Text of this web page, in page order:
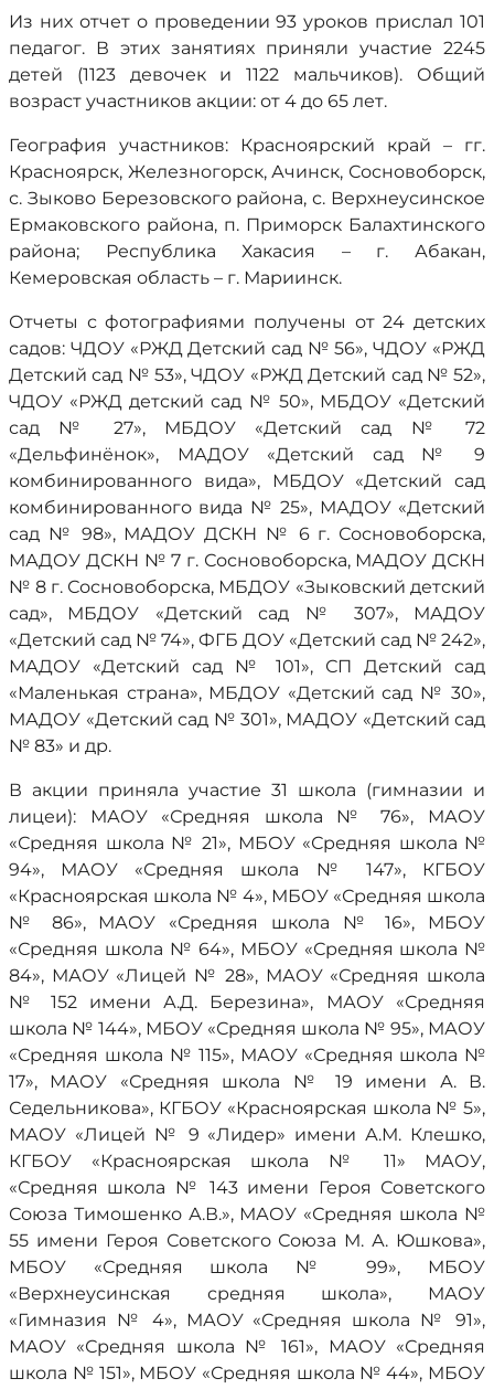
Из них отчет о проведении 93 уроков прислал 101
педагог. В этих занятиях приняли участие 2245
детей (1123 девочек и 1122 мальчиков). Общий
возраст участников акции: от 4 до 65 лет.
География участников: Красноярский край – гг.
Красноярск, Железногорск, Ачинск, Сосновоборск,
с. Зыково Березовского района, с. Верхнеусинское
Ермаковского района, п. Приморск Балахтинского
района; Республика Хакасия – г. Абакан,
Кемеровская область – г. Мариинск.
Отчеты с фотографиями получены от 24 детских
садов: ЧДОУ «РЖД Детский сад № 56», ЧДОУ «РЖД
Детский сад № 53», ЧДОУ «РЖД Детский сад № 52»,
ЧДОУ «РЖД детский сад № 50», МБДОУ «Детский
сад № 27», МБДОУ «Детский сад № 72
«Дельфинёнок», МАДОУ «Детский сад № 9
комбинированного вида», МБДОУ «Детский сад
комбинированного вида № 25», МАДОУ «Детский
сад № 98», МАДОУ ДСКН № 6 г. Сосновоборска,
МАДОУ ДСКН № 7 г. Сосновоборска, МАДОУ ДСКН
№ 8 г. Сосновоборска, МБДОУ «Зыковский детский
сад», МБДОУ «Детский сад № 307», МАДОУ
«Детский сад № 74», ФГБ ДОУ «Детский сад № 242»,
МАДОУ «Детский сад № 101», СП Детский сад
«Маленькая страна», МБДОУ «Детский сад № 30»,
МАДОУ «Детский сад № 301», МАДОУ «Детский сад
№ 83» и др.
В акции приняла участие 31 школа (гимназии и
лицеи): МАОУ «Средняя школа № 76», МАОУ
«Средняя школа № 21», МБОУ «Средняя школа №
94», МАОУ «Средняя школа № 147», КГБОУ
«Красноярская школа № 4», МБОУ «Средняя школа
№ 86», МАОУ «Средняя школа № 16», МБОУ
«Средняя школа № 64», МБОУ «Средняя школа №
84», МАОУ «Лицей № 28», МАОУ «Средняя школа
№ 152 имени А.Д. Березина», МАОУ «Средняя
школа № 144», МБОУ «Средняя школа № 95», МАОУ
«Средняя школа № 115», МАОУ «Средняя школа №
17», МАОУ «Средняя школа № 19 имени А. В.
Седельникова», КГБОУ «Красноярская школа № 5»,
МАОУ «Лицей № 9 «Лидер» имени А.М. Клешко,
КГБОУ «Красноярская школа № 11» МАОУ,
«Средняя школа № 143 имени Героя Советского
Союза Тимошенко А.В.», МАОУ «Средняя школа №
55 имени Героя Советского Союза М. А. Юшкова»,
МБОУ «Средняя школа № 99», МБОУ
«Верхнеусинская средняя школа», МАОУ
«Гимназия № 4», МАОУ «Средняя школа № 91»,
МАОУ «Средняя школа № 161», МАОУ «Средняя
школа № 151», МБОУ «Средняя школа № 44», МБОУ